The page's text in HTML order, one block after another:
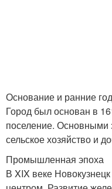
Основание и ранние
Город был основан в
поселение. Основными
сельское хозяйство и
Промышленная эпоха
В XIX веке